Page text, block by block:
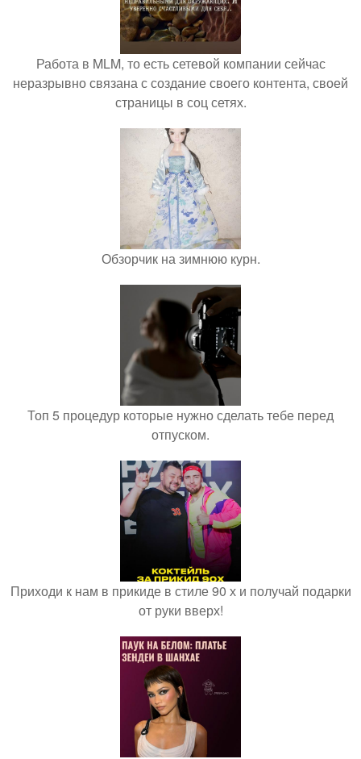
Работа в MLM, то есть сетевой компании сейчас
неразрывно связана с создание своего контента, своей
страницы в соц сетях.
Обзорчик на зимнюю курн.
Топ 5 процедур которые нужно сделать тебе перед
отпуском.
Приходи к нам в прикиде в стиле 90 х и получай подарки
от руки вверх!